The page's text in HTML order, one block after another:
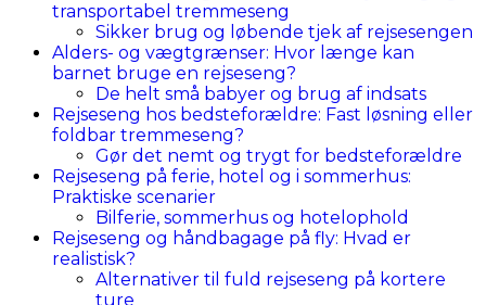
transportabel tremmeseng
Sikker brug og løbende tjek af rejsesengen
Alders- og vægtgrænser: Hvor længe kan
barnet bruge en rejseseng?
De helt små babyer og brug af indsats
Rejseseng hos bedsteforældre: Fast løsning eller
foldbar tremmeseng?
Gør det nemt og trygt for bedsteforældre
Rejseseng på ferie, hotel og i sommerhus:
Praktiske scenarier
Bilferie, sommerhus og hotelophold
Rejseseng og håndbagage på fly: Hvad er
realistisk?
Alternativer til fuld rejseseng på kortere
ture